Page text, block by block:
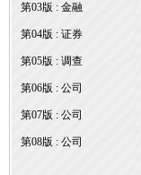
第03版 : 金融
第04版 : 证券
第05版 : 调查
第06版 : 公司
第07版 : 公司
第08版 : 公司